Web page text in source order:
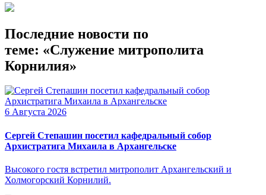
Последние новости по
теме: «Служение митрополита
Корнилия»
6 Августа 2026
Сергей Степашин посетил кафедральный собор
Архистратига Михаила в Архангельске
Высокого гостя встретил митрополит Архангельский и
Холмогорский Корнилий.